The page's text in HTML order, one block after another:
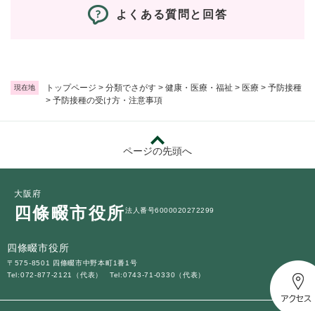
現在地 トップページ > 分類でさがす > 健康・医療・福祉 > 医療 > 予防接種
> 予防接種の受け方・注意事項
よくある質問と回答
ページの先頭へ
大阪府
四條畷市役所法人番号6000020272299
四條畷市役所
〒575-8501 四條畷市中野本町1番1号
Tel:072-877-2121（代表）
Tel:0743-71-0330（代表）